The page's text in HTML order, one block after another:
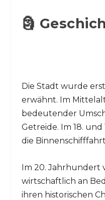
🗿
Die Stadt wurde
erwähnt. Im
bedeutender
Getreide. Im 18.
die
Im 20. Jahrhundert
wirtschaftlich an
ihren historischen